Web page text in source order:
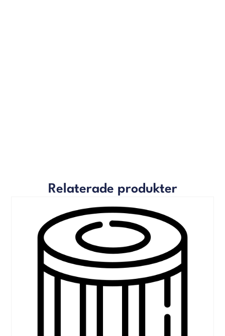
Relaterade produkter